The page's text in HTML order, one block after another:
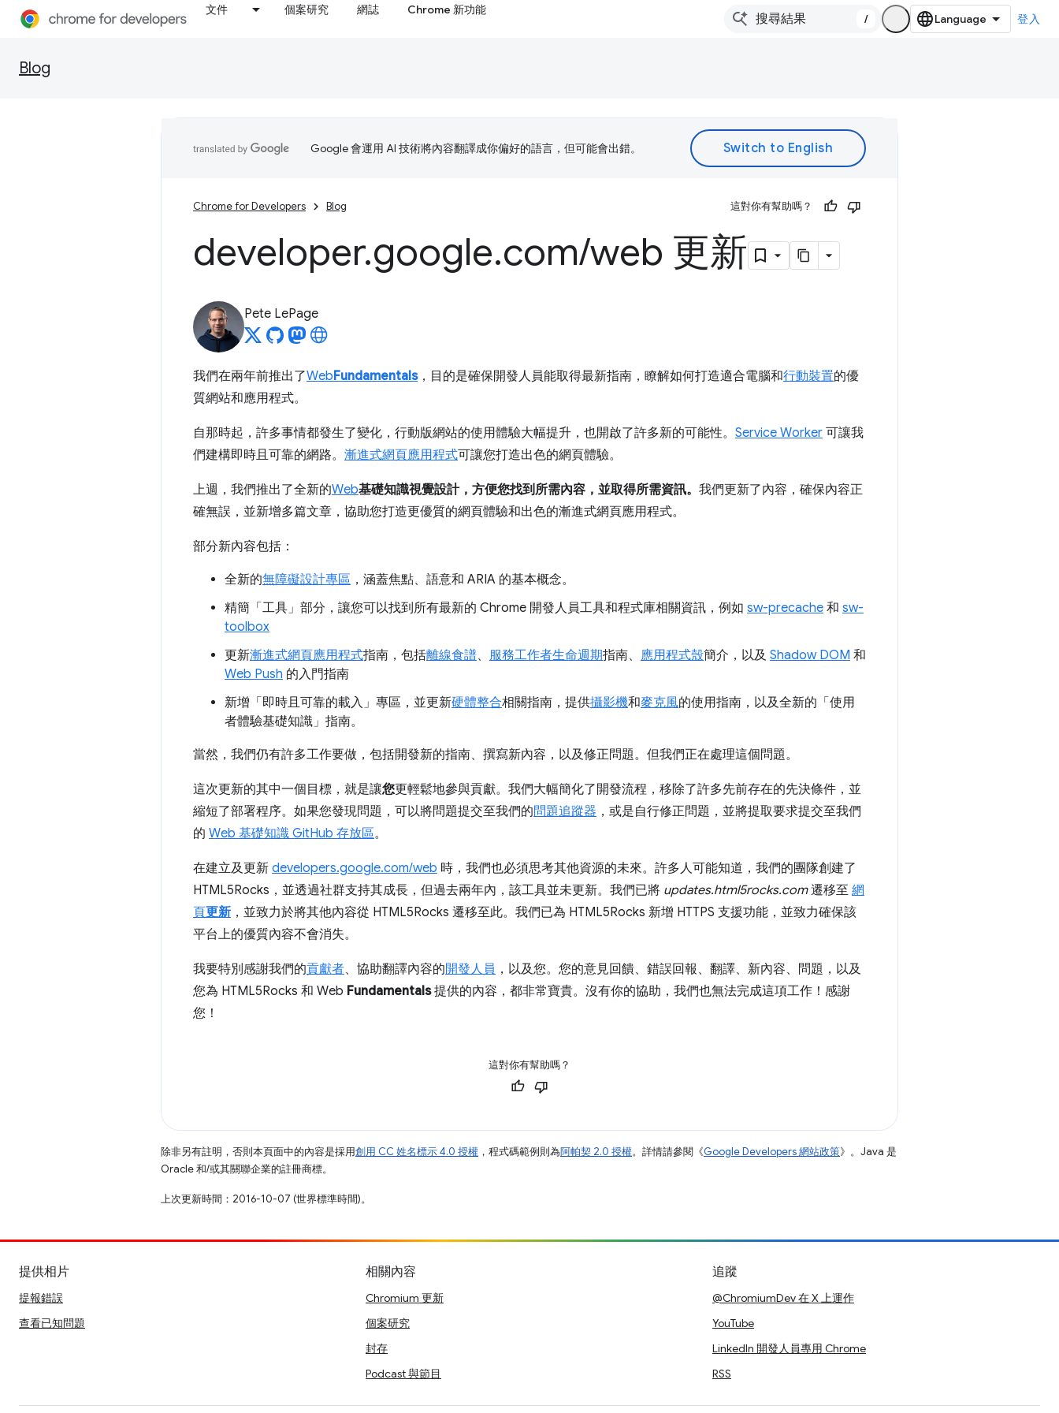
文件 個案研究 網誌 Chrome 新功能
/ 登入
Blog
Google 會運用 AI 技術將內容翻譯成你偏好的語言，但可能會出錯。
Chrome for Developers Blog 這對你有幫助嗎？
developer.google.com/web 更新
Pete LePage
我們在兩年前推出了WebFundamentals，目的是確保開發人員能取得最新指南，瞭解如何打造適合電腦和行動裝置的優
質網站和應用程式。
自那時起，許多事情都發生了變化，行動版網站的使用體驗大幅提升，也開啟了許多新的可能性。 Service Worker 可讓我
們建構即時且可靠的網路。 漸進式網頁應用程式可讓您打造出色的網頁體驗。
上週，我們推出了全新的Web基礎知識視覺設計，方便您找到所需內容，並取得所需資訊。 我們更新了內容，確保內容正
確無誤，並新增多篇文章，協助您打造更優質的網頁體驗和出色的漸進式網頁應用程式。
部分新內容包括：
全新的無障礙設計專區 ，涵蓋焦點、語意和 ARIA 的基本概念。
精簡「工具」 部分，讓您可以找到所有最新的 Chrome 開發人員工具和程式庫相關資訊，例如 sw-precache 和 sw-
toolbox
更新漸進式網頁應用程式指南，包括離線食譜、 服務工作者生命週期指南、 應用程式殼簡介，以及 Shadow DOM 和
Web Push 的入門指南
新增「即時且可靠的載入」 專區，並更新硬體整合相關指南，提供攝影機和麥克風的使用指南，以及全新的「使用
者體驗基礎知識」 指南。
當然，我們仍有許多工作要做，包括開發新的指南、撰寫新內容，以及修正問題。但我們正在處理這個問題。
這次更新的其中一個目標，就是讓您更輕鬆地參與貢獻。我們大幅簡化了開發流程，移除了許多先前存在的先決條件，並
縮短了部署程序。如果您發現問題，可以將問題提交至我們的問題追蹤器 ，或是自行修正問題，並將提取要求提交至我們
的 Web 基礎知識 GitHub 存放區。
在建立及更新 developers.google.com/web 時，我們也必須思考其他資源的未來。許多人可能知道，我們的團隊創建了
HTML5Rocks，並透過社群支持其成長，但過去兩年內，該工具並未更新。我們已將 updates.html5rocks.com遷移至 網
頁更新 ，並致力於將其他內容從 HTML5Rocks 遷移至此。我們已為 HTML5Rocks 新增 HTTPS 支援功能，並致力確保該
平台上的優質內容不會消失。
我要特別感謝我們的貢獻者、協助翻譯內容的開發人員 ，以及您。您的意見回饋、錯誤回報、翻譯、新內容、問題，以及
您為 HTML5Rocks 和 Web Fundamentals提供的內容，都非常寶貴。沒有你的協助，我們也無法完成這項工作！感謝
您！
這對你有幫助嗎？
除非另有註明，否則本頁面中的內容是採用創用 CC 姓名標示 4.0 授權 ，程式碼範例則為阿帕契 2.0 授權。詳情請參閱《Google Developers 網站政策》。Java 是
Oracle 和/或其關聯企業的註冊商標。
上次更新時間：2016-10-07 (世界標準時間)。
提供相片
提報錯誤
查看已知問題
相關內容
Chromium 更新
個案研究
封存
Podcast 與節目
追蹤
@ChromiumDev 在 X 上運作
YouTube
LinkedIn 開發人員專用 Chrome
RSS